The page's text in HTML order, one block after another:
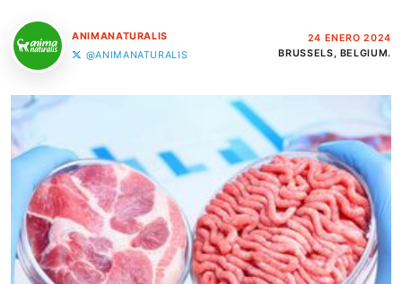
ANIMANATURALIS
@ANIMANATURALIS
24 ENERO 2024
BRUSSELS, BELGIUM.